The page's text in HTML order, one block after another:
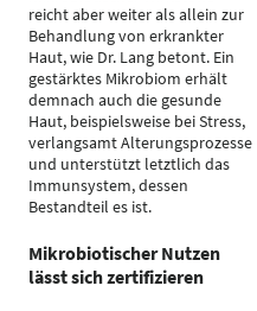
reicht aber weiter als allein zur
Behandlung von erkrankter
Haut, wie Dr. Lang betont. Ein
gestärktes Mikrobiom erhält
demnach auch die gesunde
Haut, beispielsweise bei Stress,
verlangsamt Alterungsprozesse
und unterstützt letztlich das
Immunsystem, dessen
Bestandteil es ist.
Mikrobiotischer Nutzen
lässt sich zertifizieren